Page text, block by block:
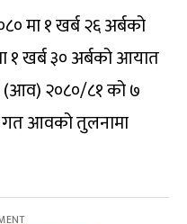
मा १ खर्ब २६ अर्बको
१ खर्ब ३० अर्बको आयात
(आव) २०८०/८१ को ७
गत आवको तुलनामा